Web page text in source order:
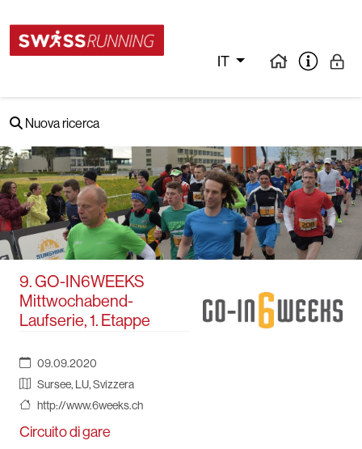
IT
Nuova ricerca
9. GO-IN6WEEKS
Mittwochabend-
Laufserie, 1. Etappe
09.09.2020
Sursee, LU, Svizzera
http://www.6weeks.ch
Circuito di gare